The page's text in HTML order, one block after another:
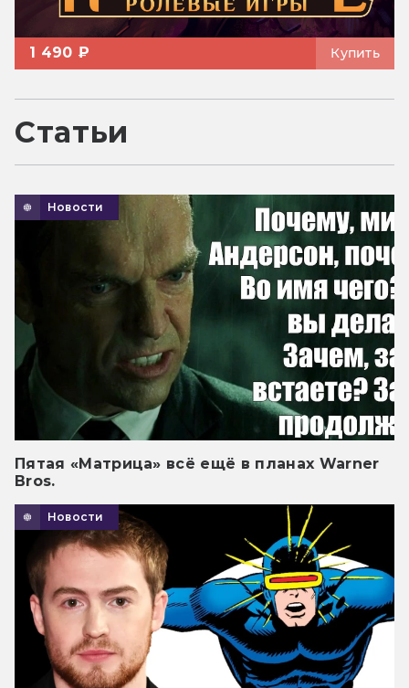
1 490 ₽ Купить
Статьи
Новости
Пятая «Матрица» всё ещё в планах Warner
Bros.
Новости